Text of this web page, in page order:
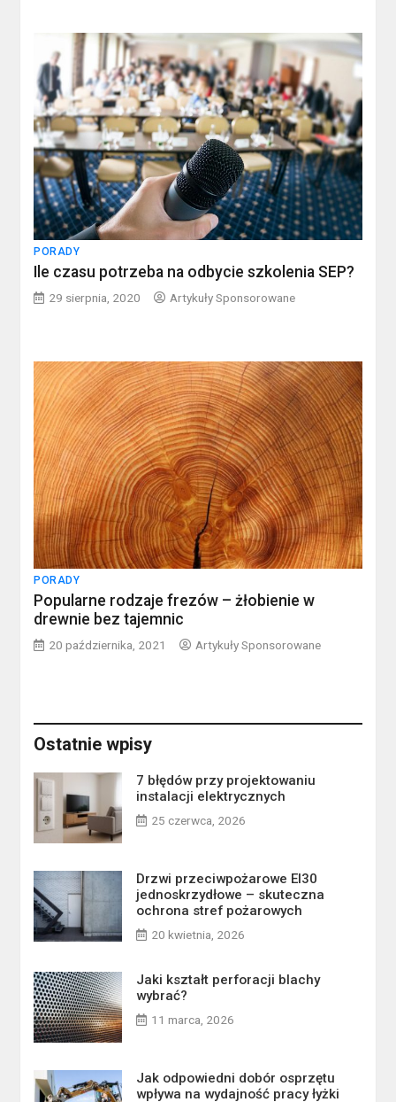
PORADY
Ile czasu potrzeba na odbycie szkolenia SEP?
29 sierpnia, 2020 Artykuły Sponsorowane
PORADY
Popularne rodzaje frezów – żłobienie w
drewnie bez tajemnic
20 października, 2021 Artykuły Sponsorowane
Ostatnie wpisy
7 błędów przy projektowaniu
instalacji elektrycznych
25 czerwca, 2026
Drzwi przeciwpożarowe EI30
jednoskrzydłowe – skuteczna
ochrona stref pożarowych
20 kwietnia, 2026
Jaki kształt perforacji blachy
wybrać?
11 marca, 2026
Jak odpowiedni dobór osprzętu
wpływa na wydajność pracy łyżki